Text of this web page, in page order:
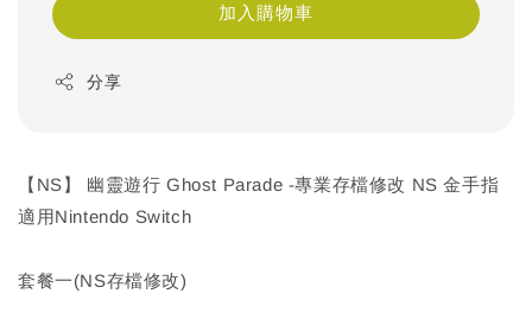
加入購物車
分享
【NS】 幽靈遊行 Ghost Parade -專業存檔修改 NS 金手指
適用Nintendo Switch
套餐一(NS存檔修改)